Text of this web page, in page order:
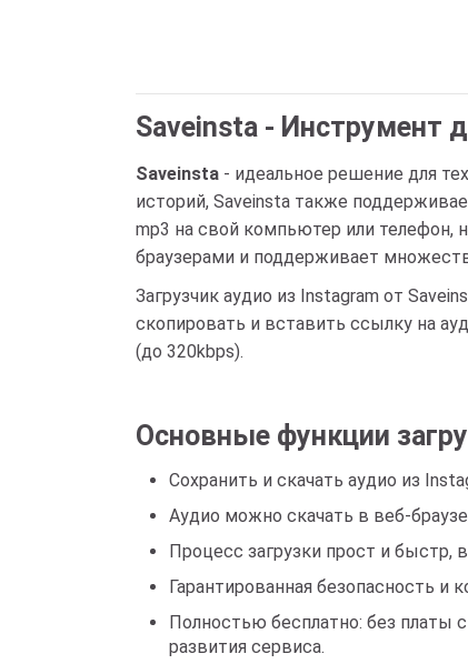
Saveinsta - Инструмент
Saveinsta - идеальное решение для
историй, Saveinsta также
mp3 на свой компьютер или телефон,
браузерами и поддерживает
Загрузчик аудио из Instagram от
скопировать и вставить ссылку на
(до 320kbps).
Основные функции
Сохранить и скачать аудио из
Аудио можно скачать в веб-
Процесс загрузки прост и быстр,
Гарантированная безопасность и
Полностью бесплатно: без платы
развития сервиса.